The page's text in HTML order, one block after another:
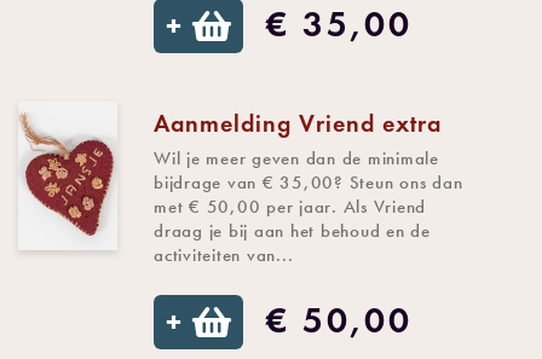
+ € 35,00
Aanmelding Vriend extra
Wil je meer geven dan de minimale
bijdrage van € 35,00? Steun ons dan
met € 50,00 per jaar. Als Vriend
draag je bij aan het behoud en de
activiteiten van...
+ € 50,00